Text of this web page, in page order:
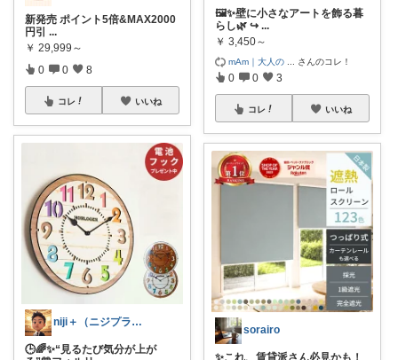
新発売 ポイント5倍&MAX2000
円引 ...
￥ 29,999～
0 0 8
コレ いいね
niji＋（ニジプラス）感謝しています
🕒🌈✨“見るたび気分が上が
🖼️✨壁に小さなアートを飾る暮
らし🌿 ↪ ...
￥ 3,450～
mAm｜大人の さんのコレ！
0 0 3
コレ いいね
sorairo
✨これ、賃貸派さん必見かも！